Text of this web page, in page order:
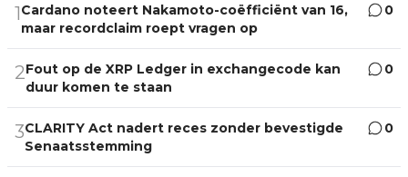
1Cardano noteert Nakamoto-coëfficiënt van 16,
maar recordclaim roept vragen op
0
2Fout op de XRP Ledger in exchangecode kan
duur komen te staan
0
3CLARITY Act nadert reces zonder bevestigde
Senaatsstemming
0